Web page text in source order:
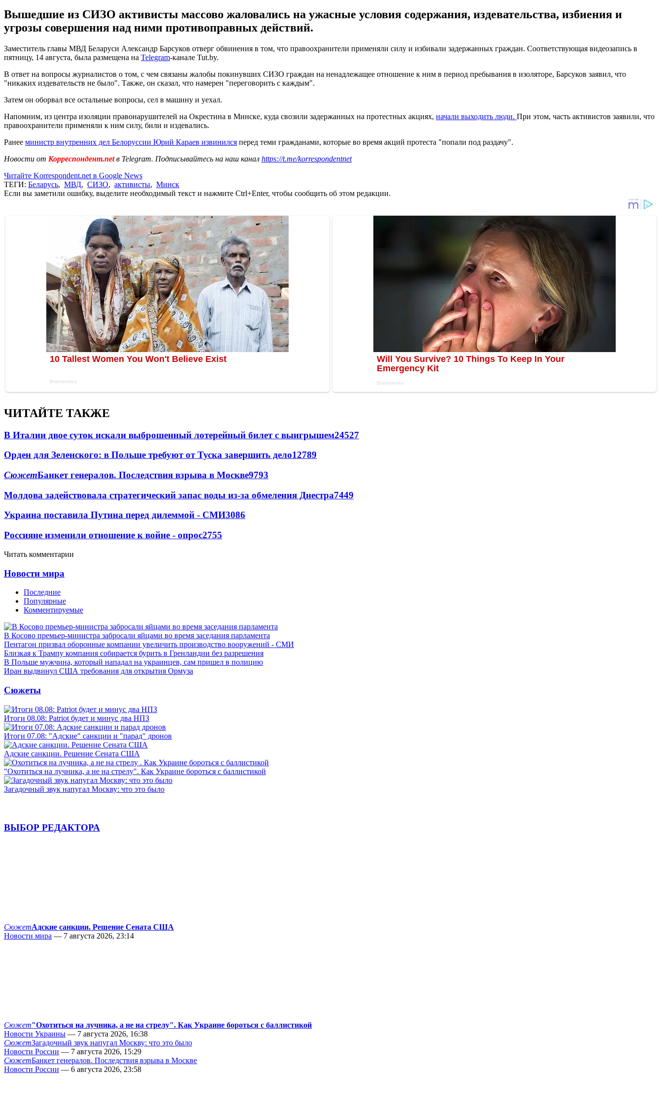
Вышедшие из СИЗО активисты массово жаловались на ужасные условия содержания, издевательства, избиения и
угрозы совершения над ними противоправных действий.
Заместитель главы МВД Беларуси Александр Барсуков отверг обвинения в том, что правоохранители применяли силу и избивали задержанных граждан. Соответствующая видеозапись в
пятницу, 14 августа, была размещена на Telegram-канале Tut.by.
В ответ на вопросы журналистов о том, с чем связаны жалобы покинувших СИЗО граждан на ненадлежащее отношение к ним в период пребывания в изоляторе, Барсуков заявил, что
"никаких издевательств не было". Также, он сказал, что намерен "переговорить с каждым".
Затем он оборвал все остальные вопросы, сел в машину и уехал.
Напомним, из центра изоляции правонарушителей на Окрестина в Минске, куда свозили задержанных на протестных акциях, начали выходить люди. При этом, часть активистов заявили, что
правоохранители применяли к ним силу, били и издевались.
Ранее министр внутренних дел Белоруссии Юрий Караев извинился перед теми гражданами, которые во время акций протеста "попали под раздачу".
Новости от Корреспондент.netв Telegram. Подписывайтесь на наш канал https://t.me/korrespondentnet
Читайте Korrespondent.net в Google News
ТЕГИ: Беларусь, МВД, СИЗО, активисты, Минск
Если вы заметили ошибку, выделите необходимый текст и нажмите Ctrl+Enter, чтобы сообщить об этом редакции.
ЧИТАЙТЕ ТАКЖЕ
В Италии двое суток искали выброшенный лотерейный билет с выигрышем24527
Орден для Зеленского: в Польше требуют от Туска завершить дело12789
СюжетБанкет генералов. Последствия взрыва в Москве9793
Молдова задействовала стратегический запас воды из-за обмеления Днестра7449
Украина поставила Путина перед дилеммой - СМИ3086
Россияне изменили отношение к войне - опрос2755
Читать комментарии
Новости мира
Последние
Популярные
Комментируемые
В Косово премьер-министра забросали яйцами во время заседания парламента
Пентагон призвал оборонные компании увеличить производство вооружений - СМИ
Близкая к Трампу компания собирается бурить в Гренландии без разрешения
В Польше мужчина, который нападал на украинцев, сам пришел в полицию
Иран выдвинул США требования для открытия Ормуза
Сюжеты
Итоги 08.08: Patriot будет и минус два НПЗ
Итоги 07.08: "Адские" санкции и "парад" дронов
Адские санкции. Решение Сената США
"Охотиться на лучника, а не на стрелу". Как Украине бороться с баллистикой
Загадочный звук напугал Москву: что это было
ВЫБОР РЕДАКТОРА
СюжетАдские санкции. Решение Сената США
Новости мира — 7 августа 2026, 23:14
Сюжет"Охотиться на лучника, а не на стрелу". Как Украине бороться с баллистикой
Новости Украины — 7 августа 2026, 16:38
СюжетЗагадочный звук напугал Москву: что это было
Новости России — 7 августа 2026, 15:29
СюжетБанкет генералов. Последствия взрыва в Москве
Новости России — 6 августа 2026, 23:58